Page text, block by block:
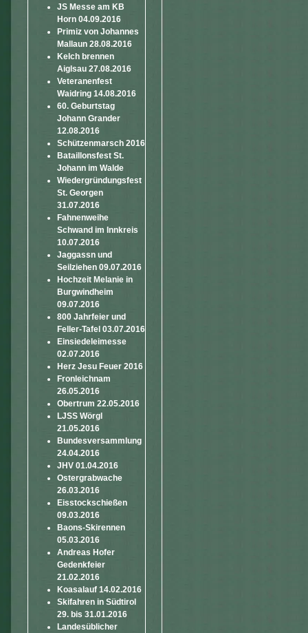
JS Messe am KB
Horn 04.09.2016
Primiz von Johannes
Mallaun 28.08.2016
Kelch brennen
Aiglsau 27.08.2016
Veteranenfest
Waidring 14.08.2016
60. Geburtstag
Johann Grander
12.08.2016
Schützenmarsch 2016
Bataillonsfest St.
Johann im Walde
Wiedergründungsfest
St. Georgen
31.07.2016
Fahnenweihe
Schwand im Innkreis
10.07.2016
Jaggassn und
Seilziehen 09.07.2016
Hochzeit Melanie in
Burgwindheim
09.07.2016
800 Jahrfeier und
Feller-Tafel 03.07.2016
Einsiedeleimesse
02.07.2016
Herz Jesu Feuer 2016
Fronleichnam
26.05.2016
Obertrum 22.05.2016
LJSS Wörgl
21.05.2016
Bundesversammlung
24.04.2016
JHV 01.04.2016
Ostergrabwache
26.03.2016
Eisstockschießen
09.03.2016
Baons-Skirennen
05.03.2016
Andreas Hofer
Gedenkfeier
21.02.2016
Koasalauf 14.02.2016
Skifahren in Südtirol
29. bis 31.01.2016
Landesüblicher